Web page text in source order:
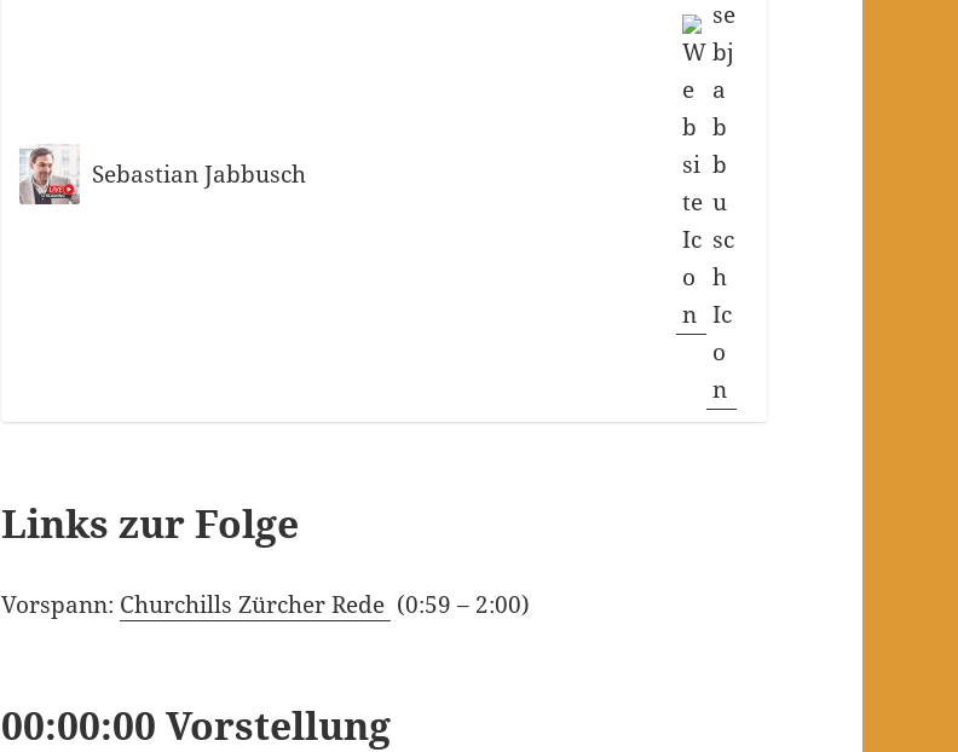
Sebastian Jabbusch
Links zur Folge
Vorspann: Churchills Zürcher Rede (0:59­ – 2:00)
00:00:00 Vorstellung